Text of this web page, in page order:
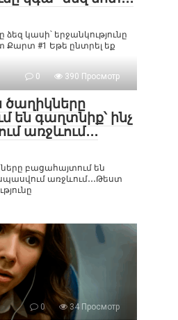
կասի՝ երջանկությունը
Քարտ #1 Եթե ընտրել եք
0 390 Просмотр
են գաղտնիք՝ ինչ
առջևում․․․
բացահայտում են
առջևում․․․Թեստ
0 34 Просмотр